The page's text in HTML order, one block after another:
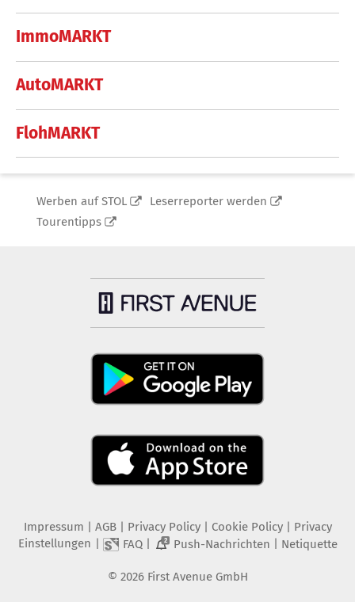
ImmoMARKT
AutoMARKT
FlohMARKT
Werben auf STOL
Leserreporter werden
Tourentipps
Impressum AGB Privacy Policy| Cookie Policy| Privacy
Einstellungen
FAQ| 2 Push-Nachrichten Netiquette
© 2026 First Avenue GmbH